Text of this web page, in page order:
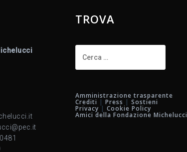
TROVA
per:
Amministrazione trasparente
Crediti |Press |Sostieni
Privacy |Cookie Policy
Amici della Fondazione Michelucci